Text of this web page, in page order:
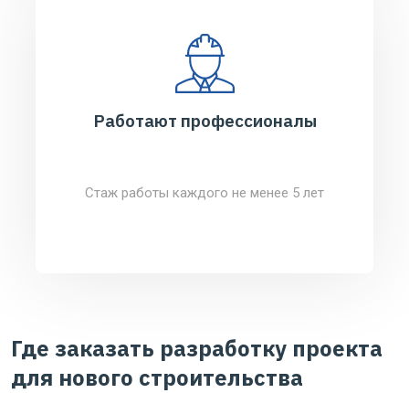
Работают профессионалы
Стаж работы каждого не менее 5 лет
Где заказать разработку проекта
для нового строительства